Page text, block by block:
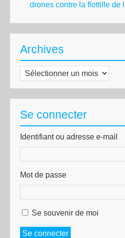
drones contre la flottille de
Archives
Archives
Se connecter
Identifiant ou adresse e-mail
Mot de passe
Se souvenir de moi
Se connecter